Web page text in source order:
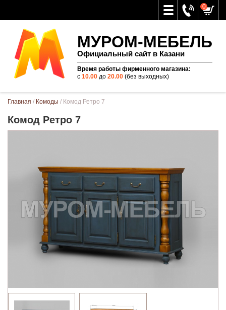
0
МУРОМ-МЕБЕЛЬ
Официальный сайт в Казани
Время работы фирменного магазина:
с 10.00до 20.00(без выходных)
Вы здесь
Главная / Комоды / Комод Ретро 7
Комод Ретро 7